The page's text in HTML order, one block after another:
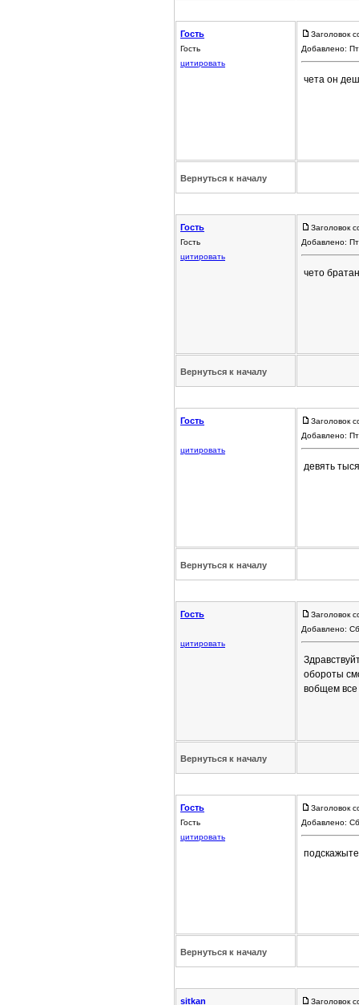
Гость
Гость
цитировать
Заголовок
Добавлено:
чета он
Вернуться к началу
Гость
Гость
цитировать
Заголовок
Добавлено:
чето
Вернуться к началу
Гость
цитировать
Заголовок
Добавлено:
девять
Вернуться к началу
Гость
цитировать
Заголовок
Добавлено:
обороты
вобщем все
Вернуться к началу
Гость
Гость
цитировать
Заголовок
Добавлено:
Вернуться к началу
sitkan Заголовок